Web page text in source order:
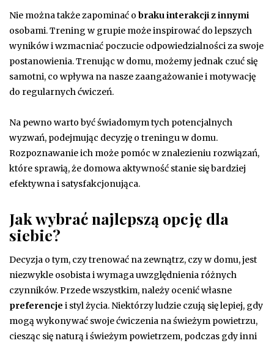
Nie można także zapominać o braku interakcji z innymi
osobami. Trening w grupie może inspirować do lepszych
wyników i wzmacniać poczucie odpowiedzialności za swoje
postanowienia. Trenując w domu, możemy jednak czuć się
samotni, co wpływa na nasze zaangażowanie i motywację
do regularnych ćwiczeń.
Na pewno warto być świadomym tych potencjalnych
wyzwań, podejmując decyzję o treningu w domu.
Rozpoznawanie ich może pomóc w znalezieniu rozwiązań,
które sprawią, że domowa aktywność stanie się bardziej
efektywna i satysfakcjonująca.
Jak wybrać najlepszą opcję dla
siebie?
Decyzja o tym, czy trenować na zewnątrz, czy w domu, jest
niezwykle osobista i wymaga uwzględnienia różnych
czynników. Przede wszystkim, należy ocenić własne
preferencje i styl życia. Niektórzy ludzie czują się lepiej, gdy
mogą wykonywać swoje ćwiczenia na świeżym powietrzu,
ciesząc się naturą i świeżym powietrzem, podczas gdy inni